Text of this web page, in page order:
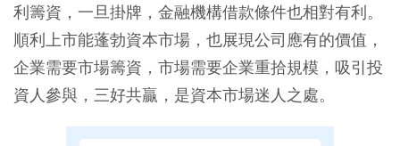
利籌資，一旦掛牌，金融機構借款條件也相對有利。
順利上市能蓬勃資本市場，也展現公司應有的價值，
企業需要市場籌資，市場需要企業重拾規模，吸引投
資人參與，三好共贏，是資本市場迷人之處。